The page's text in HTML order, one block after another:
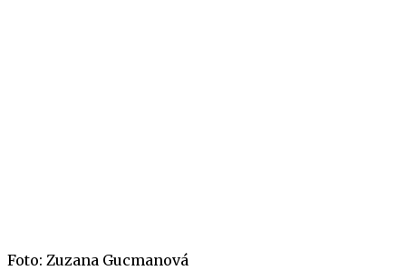
Foto: Zuzana Gucmanová